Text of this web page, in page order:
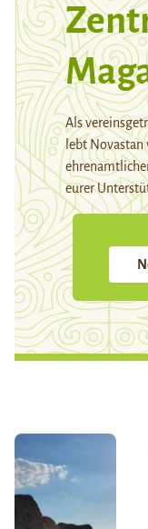
Als
lebt Novastan
eurer